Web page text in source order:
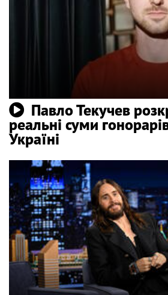
Павло Текучев
реальні суми
Україні